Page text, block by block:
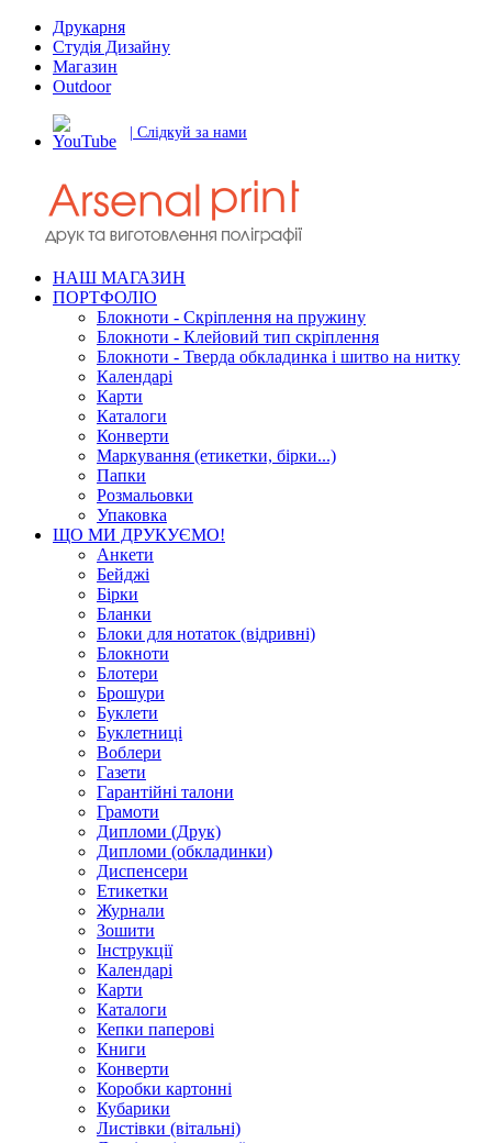
Друкарня
Студія Дизайну
Магазин
Outdoor
| Слідкуй за нами
НАШ МАГАЗИН
ПОРТФОЛІО
Блокноти - Скріплення на пружину
Блокноти - Клейовий тип скріплення
Блокноти - Тверда обкладинка і шитво на нитку
Календарі
Карти
Каталоги
Конверти
Маркування (етикетки, бірки...)
Папки
Розмальовки
Упаковка
ЩО МИ ДРУКУЄМО!
Анкети
Бейджі
Бірки
Бланки
Блоки для нотаток (відривні)
Блокноти
Блотери
Брошури
Буклети
Буклетниці
Воблери
Газети
Гарантійні талони
Грамоти
Дипломи (Друк)
Дипломи (обкладинки)
Диспенсери
Етикетки
Журнали
Зошити
Інструкції
Календарі
Карти
Каталоги
Кепки паперові
Книги
Конверти
Коробки картонні
Кубарики
Листівки (вітальні)